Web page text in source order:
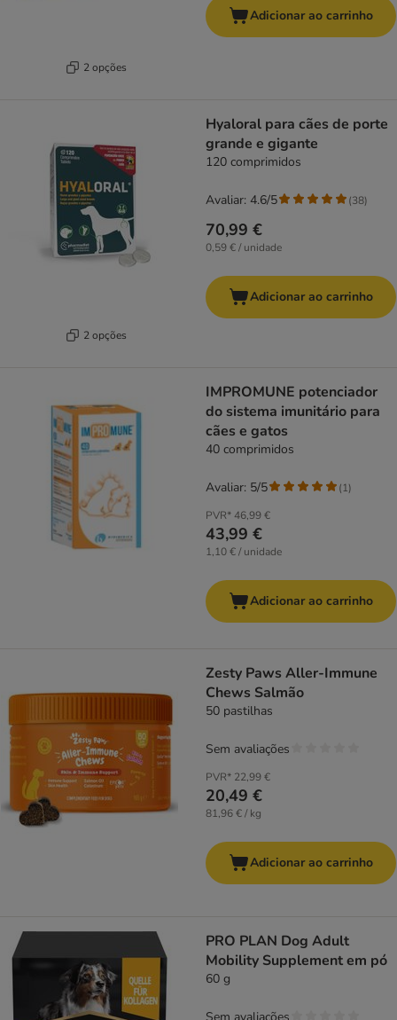
2 opções
Adicionar ao carrinho
2 opções
Hyaloral para cães de porte
grande e gigante
120 comprimidos
70,99 €
0,59 € / unidade
Avaliar: 4.6/5 (38)
Adicionar ao carrinho
IMPROMUNE potenciador
do sistema imunitário para
cães e gatos
40 comprimidos
PVR*46,99 €
43,99 €
1,10 € / unidade
Avaliar: 5/5 (1)
Adicionar ao carrinho
Zesty Paws Aller-Immune
Chews Salmão
50 pastilhas
PVR* 22,99 €
20,49 €
81,96 € / kg
Sem avaliações
Adicionar ao carrinho
PRO PLAN Dog Adult
Mobility Supplement em pó
60 g